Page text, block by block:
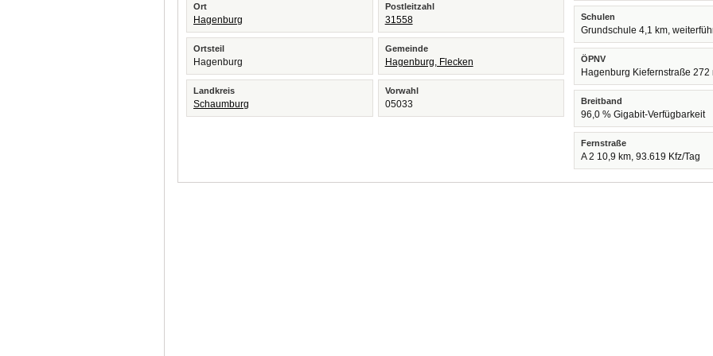
Ort
Hagenburg
Postleitzahl
31558
Ortsteil
Hagenburg
Gemeinde
Hagenburg, Flecken
Landkreis
Schaumburg
Vorwahl
05033
Schulen
Grundschule 4,1 km,
ÖPNV
Hagenburg Kiefernstraße 272
Breitband
96,0 % Gigabit-Verfügbarkeit
Fernstraße
A 2 10,9 km, 93.619 Kfz/Tag